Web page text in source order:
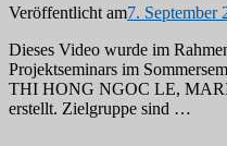
Veröffentlicht am7. September
Dieses Video wurde im
Projektseminars im
THI HONG NGOC LE,
erstellt. Zielgruppe sind …